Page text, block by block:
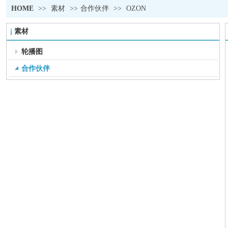
HOME >> 素材 >> 合作伙伴 >> OZON
素材
轮播图
合作伙伴